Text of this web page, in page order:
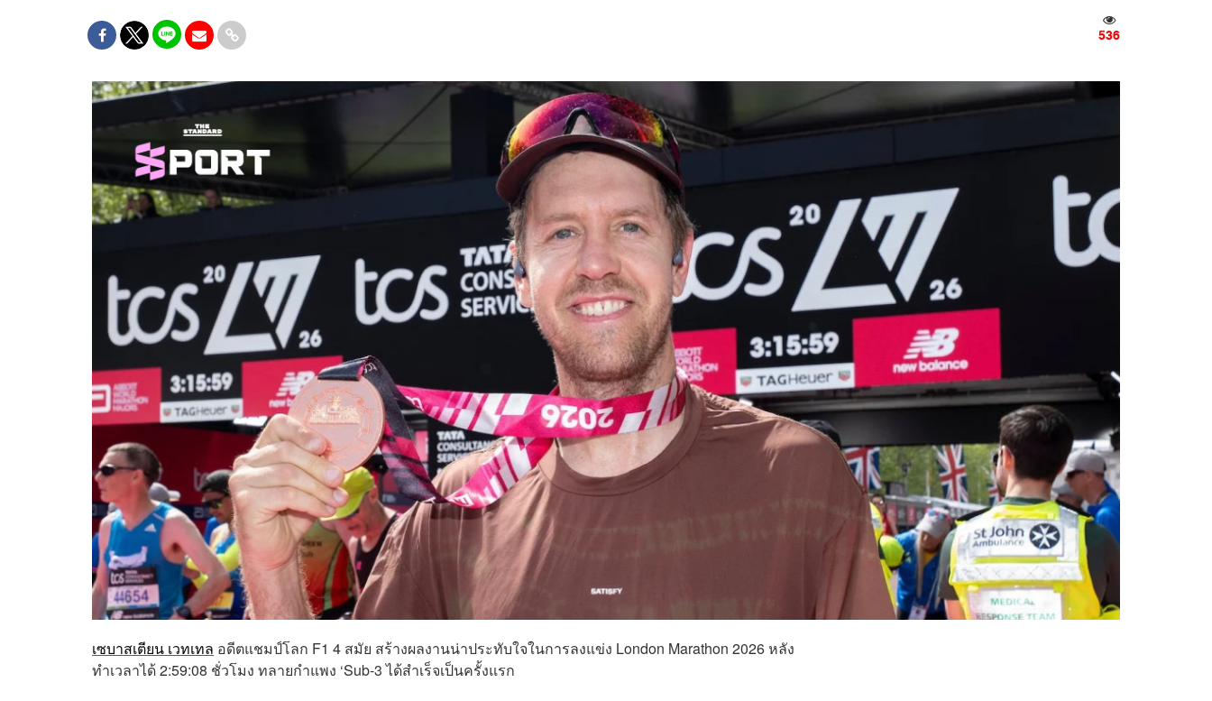
536
เซบาสเตียน เวทเทล อดีตแชมป์โลก F1 4 สมัย สร้างผลงานน่าประทับใจในการลงแข่ง London Marathon 2026 หลัง
ทำเวลาได้ 2:59:08 ชั่วโมง ทลายกำแพง ‘Sub-3 ได้สำเร็จเป็นครั้งแรก